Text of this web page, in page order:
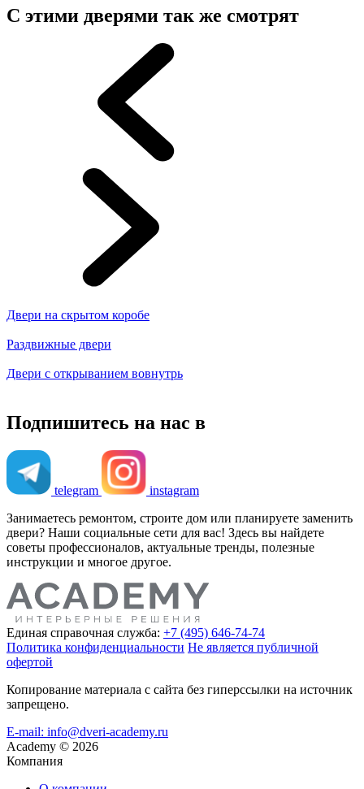
С этими дверями так же смотрят
Двери на скрытом коробе
Раздвижные двери
Двери с открыванием вовнутрь
Подпишитесь на нас в
telegram
instagram
Занимаетесь ремонтом, строите дом или планируете заменить
двери? Наши социальные сети для вас! Здесь вы найдете
советы профессионалов, актуальные тренды, полезные
инструкции и многое другое.
Единая справочная служба: +7 (495) 646-74-74
Политика конфиденциальности Не является публичной
офертой
Копирование материала с сайта без гиперссылки на источник
запрещено.
E-mail: info@dveri-academy.ru
Academy © 2026
Компания